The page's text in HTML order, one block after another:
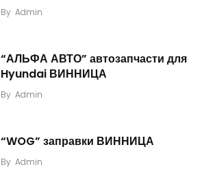
By Admin
“АЛЬФА АВТО” автозапчасти для
Hyundai ВИННИЦА
By Admin
“WOG” заправки ВИННИЦА
By Admin